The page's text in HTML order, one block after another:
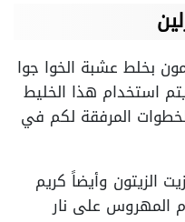
بخلط عشبة الخوا جوا
استخدام هذا الخليط
المرفقة لكم في
الزيتون وأيضاً كريم
المهروس على نار